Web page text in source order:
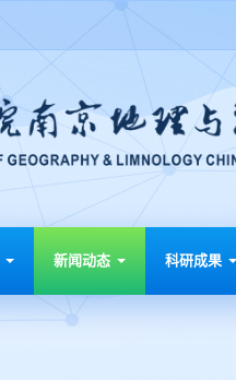
新闻动态 科研成果